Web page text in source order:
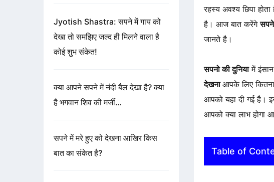
Jyotish Shastra: सपने में गाय को
देखा तो समझिए जल्द ही मिलने वाला है
कोई शुभ संकेत!
क्या आपने सपने में नंदी बैल देखा है? क्या
है भगवान शिव की मर्जी…
सपने में मरे हुए को देखना आखिर किस
बात का संकेत है?
रहस्य अवश्य छिपा
है। आज बात करेंगे
जानते है।
सपनो की दुनियामें
देखनाआपके लिए
आपको यहा दी गई है।
आपको क्या लाभ होगा
Table of